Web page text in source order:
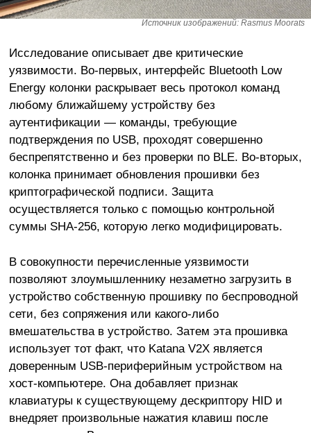
Источник изображений: Rasmus Moorats
Исследование описывает две критические
уязвимости. Во-первых, интерфейс Bluetooth Low
Energy колонки раскрывает весь протокол команд
любому ближайшему устройству без
аутентификации — команды, требующие
подтверждения по USB, проходят совершенно
беспрепятственно и без проверки по BLE. Во-вторых,
колонка принимает обновления прошивки без
криптографической подписи. Защита
осуществляется только с помощью контрольной
суммы SHA-256, которую легко модифицировать.
В совокупности перечисленные уязвимости
позволяют злоумышленнику незаметно загрузить в
устройство собственную прошивку по беспроводной
сети, без сопряжения или какого-либо
вмешательства в устройство. Затем эта прошивка
использует тот факт, что Katana V2X является
доверенным USB-периферийным устройством на
хост-компьютере. Она добавляет признак
клавиатуры к существующему дескриптору HID и
внедряет произвольные нажатия клавиш после